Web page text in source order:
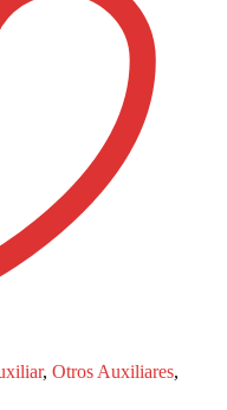
,Otros Auxiliares,